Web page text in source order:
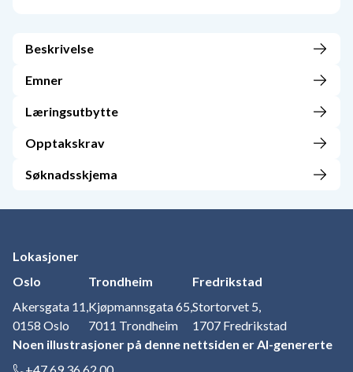
Beskrivelse
Emner
Læringsutbytte
Opptakskrav
Søknadsskjema
Lokasjoner
Oslo
Akersgata 11,
0158 Oslo
Trondheim
Kjøpmannsgata 65,
7011 Trondheim
Fredrikstad
Stortorvet 5,
1707 Fredrikstad
Noen illustrasjoner på denne nettsiden er AI-genererte